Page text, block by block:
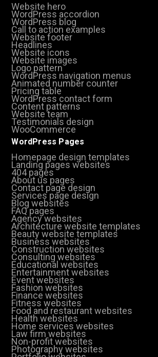
Website hero
WordPress accordion
WordPress blog
Call to action examples
Website footer
Headlines
Website icons
Website images
Logo pattern
WordPress navigation menus
Animated number counter
Pricing table
WordPress contact form
Content patterns
Website team
Testimonials design
WooCommerce
WordPress Pages
Homepage design templates
Landing pages websites
404 pages
About us pages
Contact page design
Services page design
Blog websites
FAQ pages
Agency websites
Architecture website templates
Beauty website templates
Business websites
Construction websites
Consulting websites
Educational websites
Entertainment websites
Event websites
Fashion websites
Finance websites
Fitness websites
Food and restaurant websites
Health websites
Home services websites
Law firm websites
Non-profit websites
Photography websites